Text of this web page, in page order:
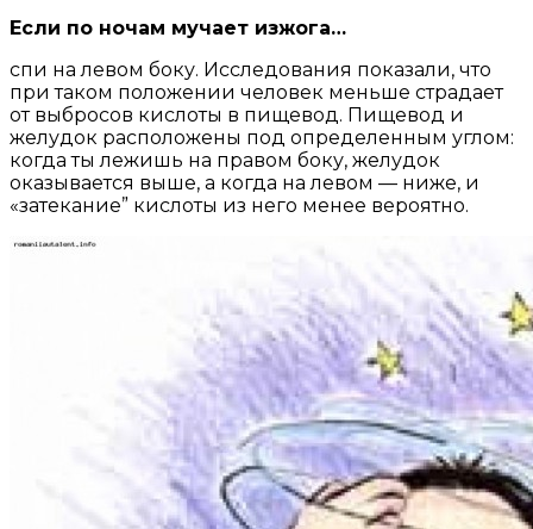
Если по ночам мучает изжога…
спи на левом боку. Исследования показали, что
при таком положении человек меньше страдает
от выбросов кислоты в пищевод. Пищевод и
желудок расположены под определенным углом:
когда ты лежишь на правом боку, желудок
оказывается выше, а когда на левом — ниже, и
«затекание” кислоты из него менее вероятно.